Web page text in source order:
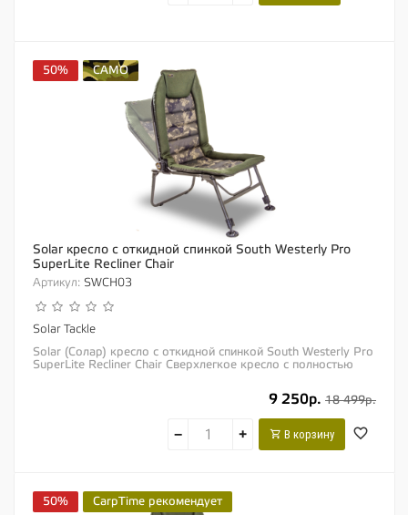
50% CAMO
Solar кресло с откидной спинкой South Westerly Pro
SuperLite Recliner Chair
Артикул: SWCH03
Solar Tackle
Solar (Солар) кресло с откидной спинкой South Westerly Pro
SuperLite Recliner Chair Сверхлегкое кресло с полностью
9 250р. 18 499р.
− + В корзину
50%
CarpTime рекомендует